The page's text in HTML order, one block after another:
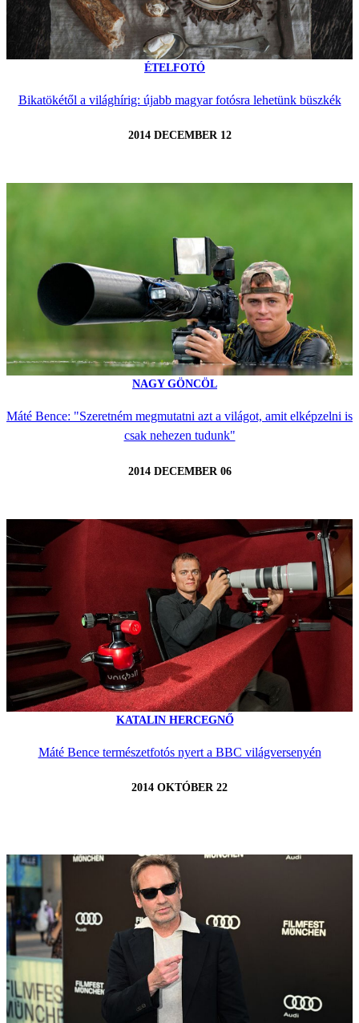
ÉTELFOTÓ
Bikatökétől a világhírig: újabb magyar fotósra lehetünk büszkék
2014 DECEMBER 12
NAGY GÖNCÖL
Máté Bence: "Szeretném megmutatni azt a világot, amit elképzelni is
csak nehezen tudunk"
2014 DECEMBER 06
KATALIN HERCEGNŐ
Máté Bence természetfotós nyert a BBC világversenyén
2014 OKTÓBER 22